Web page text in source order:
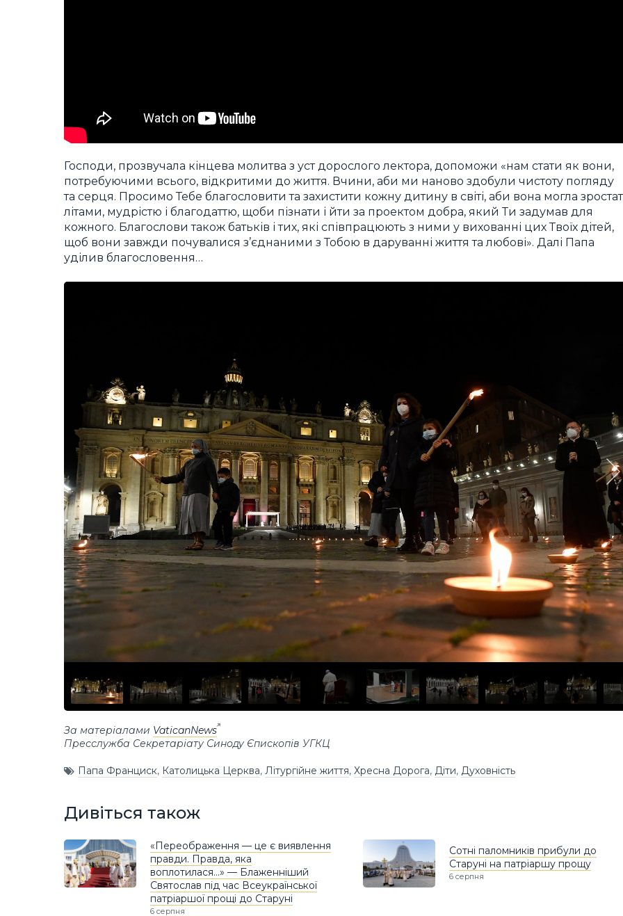
Господи, прозвучала кінцева молитва з уст дорослого лектора, допоможи «нам стати як вони,
потребуючими всього, відкритими до життя. Вчини, аби ми наново здобули чистоту погляду
та серця. Просимо Тебе благословити та захистити кожну дитину в світі, аби вона могла
літами, мудрістю і благодаттю, щоби пізнати і йти за проектом добра, який Ти задумав для
кожного. Благослови також батьків і тих, які співпрацюють з ними у вихованні цих Твоїх дітей,
щоб вони завжди почувалися з’єднаними з Тобою в даруванні життя та любові». Далі Папа
уділив благословення…
За матеріалами VaticanNews
Пресслужба Секретаріату Синоду Єпископів УГКЦ
Папа Франциск, Католицька Церква, Літургійне життя, Хресна Дорога, Діти, Духовність
Дивіться також
«Переображення — це є виявлення
правди. Правда, яка
воплотилася…» — Блаженніший
Святослав під час Всеукраїнської
патріаршої прощі до Старуні
6 серпня
Сотні паломників прибули до
Старуні на патріаршу прощу
6 серпня